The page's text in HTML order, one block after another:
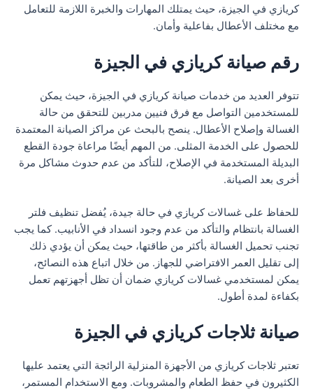
كريازي في الجيزة، حيث يمتلك المهارات والخبرة اللازمة للتعامل
مع مختلف الأعطال بفاعلية وأمان.
رقم صيانة كريازي في الجيزة
تتوفر العديد من خدمات صيانة كريازي في الجيزة، حيث يمكن
للمستخدمين التواصل مع فرق فنيين مدربين للتحقق من حالة
الغسالة وإصلاح الأعطال. ينصح بالبحث عن مراكز الصيانة المعتمدة
للحصول على الخدمة المثلى. من المهم أيضًا مراعاة جودة القطع
البديلة المستخدمة في الإصلاح، للتأكد من عدم حدوث مشاكل مرة
أخرى بعد الصيانة.
للحفاظ على غسالات كريازي في حالة جيدة، يُفضل تنظيف فلتر
الغسالة بانتظام والتأكد من عدم وجود انسداد في الأنابيب. كما يجب
تجنب تحميل الغسالة بأكثر من طاقتها، حيث يمكن أن يؤدي ذلك
إلى تقليل العمر الافتراضي للجهاز. من خلال اتباع هذه النصائح،
يمكن لمستخدمي غسالات كريازي ضمان أن تظل أجهزتهم تعمل
بكفاءة لمدة أطول.
صيانة ثلاجات كريازي في الجيزة
تعتبر ثلاجات كريازي من الأجهزة المنزلية الرائجة التي يعتمد عليها
الكثيرون في حفظ الطعام والمشروبات. ومع الاستخدام المستمر،